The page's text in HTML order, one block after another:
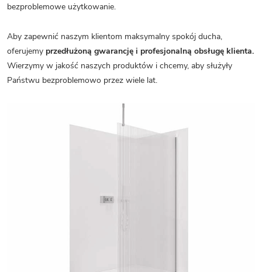
bezproblemowe użytkowanie.
Aby zapewnić naszym klientom maksymalny spokój ducha,
oferujemy przedłużoną gwarancję i profesjonalną obsługę klienta.
Wierzymy w jakość naszych produktów i chcemy, aby służyły
Państwu bezproblemowo przez wiele lat.